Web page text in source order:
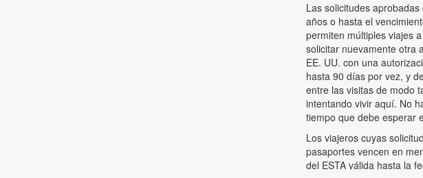
Las solicitudes
años o hasta el
permiten múltiples viajes
solicitar nuevamente otra
EE. UU. con una
hasta 90 días por vez, y
entre las visitas de modo
intentando vivir aquí. No
tiempo que debe esperar
Los viajeros cuyas
pasaportes vencen en
del ESTA válida hasta la